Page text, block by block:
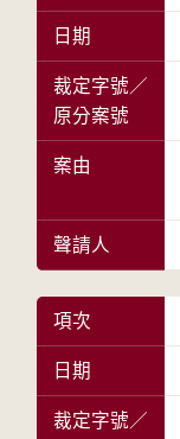
日期
裁定字號／
原分案號
案由
聲請人
項次
日期
裁定字號／